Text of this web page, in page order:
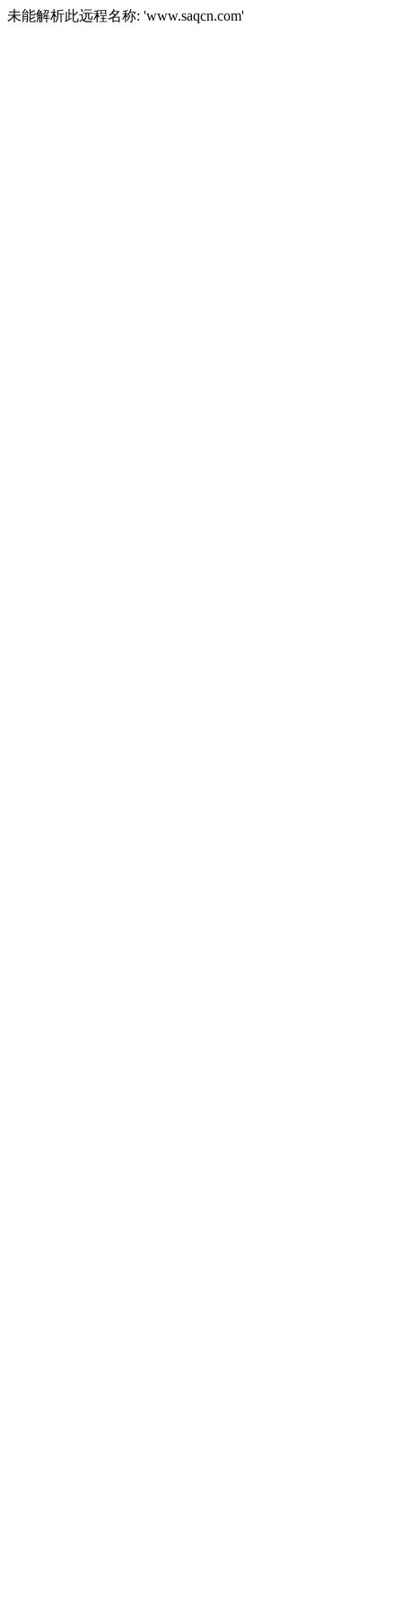
未能解析此远程名称: 'www.saqcn.com'